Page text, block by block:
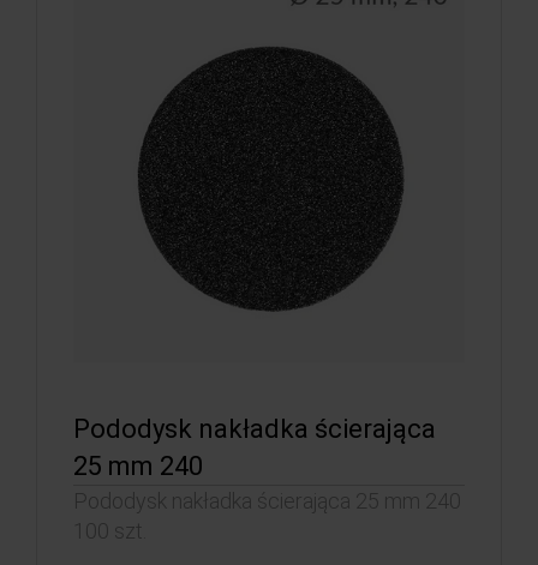
Pododysk nakładka ścierająca
25 mm 240
Pododysk nakładka ścierająca 25 mm 240
100 szt.